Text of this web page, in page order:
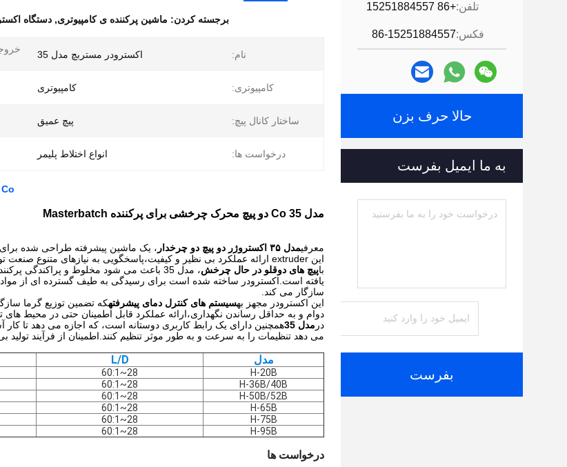
تلفن:+86 15251884557
فکس:86-15251884557
حالا حرف بزن
به ما ایمیل بفرست
بفرست
برجسته کردن: ماشین پرکننده ی کامپیوتری, دستگاه
نام: اکسترودر مستربچ مدل 35
کامپیوتری: کامپیوتری
ساختار کانال پیچ: پیچ عمیق
درخواست ها: انواع اختلاط پلیمر
Co چرخش دو پیچ Extruder Masterbatch ماشین 60-100kg/h کامپیوتری
مدل 35 Co دو پیچ محرک چرخشی برای پرکننده Masterbatch
معرفیمدل ۳۵ اکستروژر دو پیچ دو چرخدار
این extruder ارائه عملکرد بی نظیر و کیفیت،پاسخگویی به نیازهای متنوع صنعت تولید پلاستیک.
باپیچ های دوقلو در حال چرخش
یافته است.اکسترودر ساخته شده است برای رسیدگی به طیف گسترده ای از مواد
سازگار می کند.
این اکسترودر مجهز بهسیستم های کنترل دمای پیشرفتهکه تضمین توزیع گرما
دوام و به حداقل رساندن نگهداری،ارائه عملکرد قابل اطمینان حتی در محیط های
در مدل 35
همچنین دارای یک رابط کاربری دوستانه است، که اجازه می دهد تا
می دهد تنظیمات را به سرعت و به طور موثر تنظیم کنند.اطمینان از فرآیند تولید
مدل L/D
H-20B
28~60:1
H-36B/40B
28~60:1
H-50B/52B
28~60:1
H-65B
28~60:1
H-75B
28~60:1
H-95B
28~60:1
درخواست ها